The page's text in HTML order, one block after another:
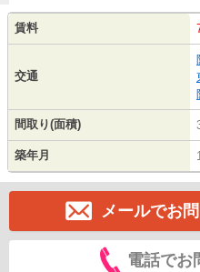
賃料
交通
間取り(面積)
築年月
メールでお
電話でお